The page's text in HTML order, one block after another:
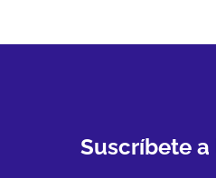
Suscríbete